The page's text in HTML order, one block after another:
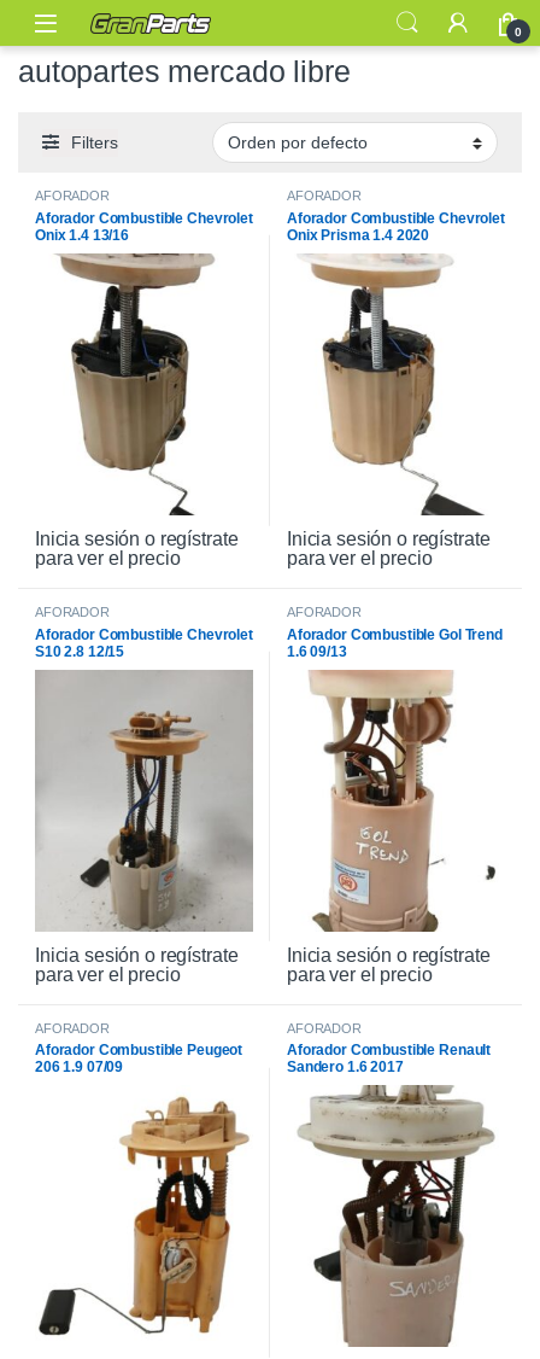
0
autopartes mercado libre
Filters
AFORADOR
Aforador Combustible Chevrolet
Onix 1.4 13/16
Inicia sesión o regístrate
para ver el precio
AFORADOR
Aforador Combustible Chevrolet
Onix Prisma 1.4 2020
Inicia sesión o regístrate
para ver el precio
AFORADOR
Aforador Combustible Chevrolet
S10 2.8 12/15
Inicia sesión o regístrate
para ver el precio
AFORADOR
Aforador Combustible Gol Trend
1.6 09/13
Inicia sesión o regístrate
para ver el precio
AFORADOR
Aforador Combustible Peugeot
206 1.9 07/09
AFORADOR
Aforador Combustible Renault
Sandero 1.6 2017